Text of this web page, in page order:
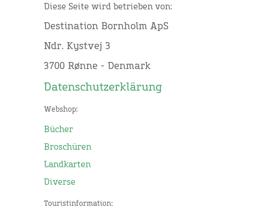
Diese Seite wird betrieben von:
Destination Bornholm ApS
Ndr. Kystvej 3
3700 Rønne - Denmark
Datenschutzerklärung
Webshop:
Bücher
Broschüren
Landkarten
Diverse
Touristinformation: